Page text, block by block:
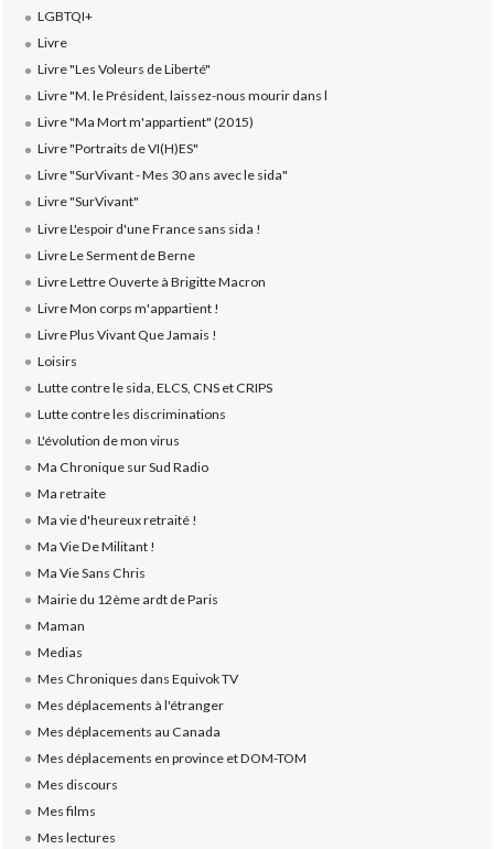
LGBTQI+
Livre
Livre "Les Voleurs de Liberté"
Livre "M. le Président, laissez-nous mourir dans l
Livre "Ma Mort m'appartient" (2015)
Livre "Portraits de VI(H)ES"
Livre "SurVivant - Mes 30 ans avec le sida"
Livre "SurVivant"
Livre L'espoir d'une France sans sida !
Livre Le Serment de Berne
Livre Lettre Ouverte à Brigitte Macron
Livre Mon corps m'appartient !
Livre Plus Vivant Que Jamais !
Loisirs
Lutte contre le sida, ELCS, CNS et CRIPS
Lutte contre les discriminations
L'évolution de mon virus
Ma Chronique sur Sud Radio
Ma retraite
Ma vie d'heureux retraité !
Ma Vie De Militant !
Ma Vie Sans Chris
Mairie du 12ème ardt de Paris
Maman
Medias
Mes Chroniques dans Equivok TV
Mes déplacements à l'étranger
Mes déplacements au Canada
Mes déplacements en province et DOM-TOM
Mes discours
Mes films
Mes lectures